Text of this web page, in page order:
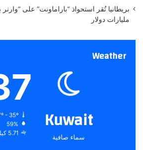
يمكن للمشغلات تغيير
الرئيسية ونظام التشغيل.
في بحثي كانت موجهة
وتتميز بتصميمات نظيفة
هناك الكثير من
ا
سمليارات دولار
Weather
Kuwait
سماء صافية
37º - 35º
59%
5.71 كيلومتر/ساعة